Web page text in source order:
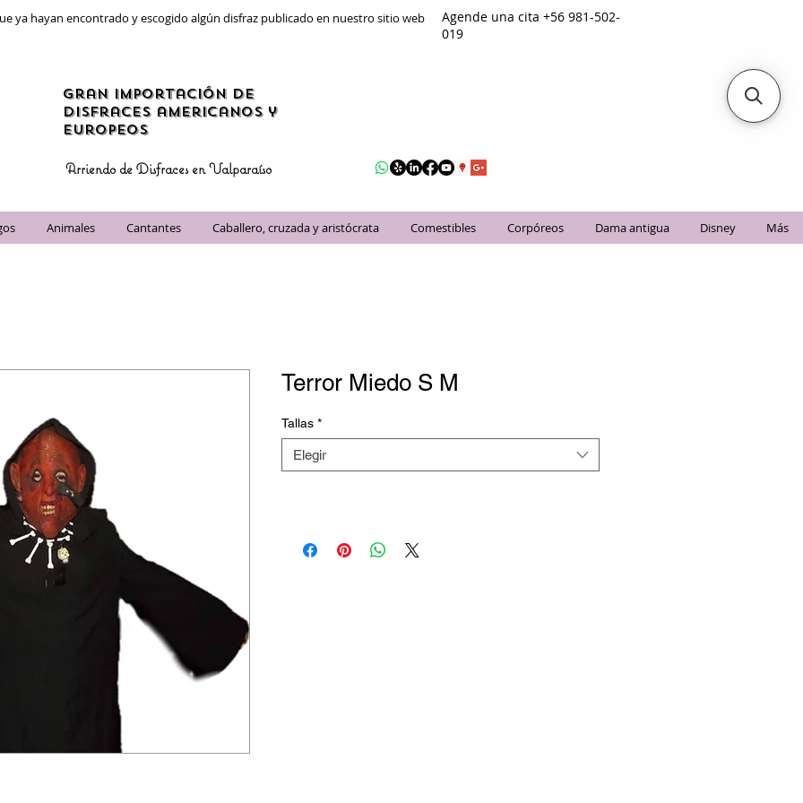
ya hayan encontrado y escogido algún disfraz publicado en nuestro sitio web
Agende una cita +56 981-502-
019
gran importación de
disfraces americanos y
Europeos
Arriendo de Disfraces en Valparaíso
Animales Cantantes Caballero, cruzada y aristócrata Comestibles Corpóreos Dama antigua Disney Más
Terror Miedo S M
Tallas *
Elegir